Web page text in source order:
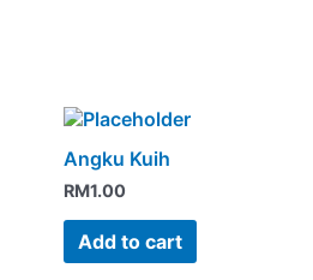
Angku Kuih
RM1.00
Add to cart